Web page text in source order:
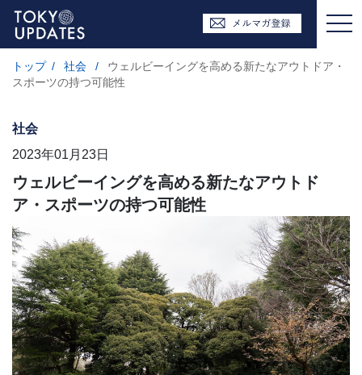
トップ / 社会 /
ウェルビーイングを高める新たなアウトドア・
スポーツの持つ可能性
社会
2023年01月23日
ウェルビーイングを高める新たなアウトド
ア・スポーツの持つ可能性